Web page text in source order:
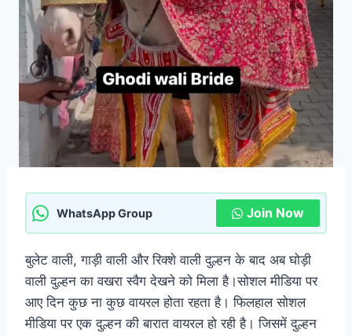
WhatsApp Group Join Now
बुलेट वाली, गाड़ी वाली और रिक्शे वाली दुल्हन के बाद अब घोड़ी
वाली दुल्हन का वखरा स्वैग देखने को मिला है।सोशल मीडिया पर
आए दिन कुछ ना कुछ वायरल होता रहता है। फिलहाल सोशल
मीडिया पर एक दुल्हन की बारात वायरल हो रही है। जिसमें दुल्हन